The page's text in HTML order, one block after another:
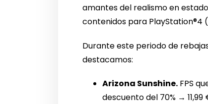
amantes del realismo en
contenidos para PlayStation®4
Durante este periodo de
destacamos:
Arizona Sunshine. FPS
descuento del 70% →